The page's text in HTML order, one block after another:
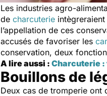
Les industries agro-
de charcuterie
l’appellation de ces
accusés de favoriser les
conservation, deux
A lire aussi : Charcuterie
Bouillons de
Deux cas de tromperie ont